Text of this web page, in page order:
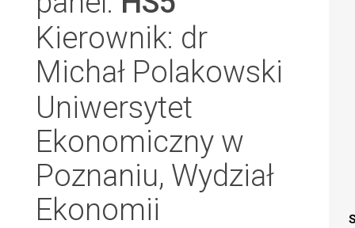
Kierownik: dr
Michał Polakowski
Uniwersytet
Ekonomiczny w
Poznaniu, Wydział
Ekonomii